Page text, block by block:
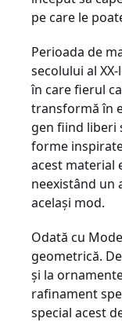
pe care le
Perioada de
secolului al
în care fierul
transformă în
gen fiind liberi
forme
acest material
neexistând un
acelaşi mod.
Odată cu
geometrică.
şi la
rafinament
special acest